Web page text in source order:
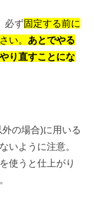
必ず固定する前に
い。 あとでやる
り直すことにな
の場合)に用いる
いように注意。
使うと仕上がり